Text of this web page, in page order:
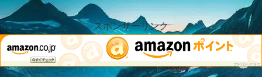
スポンサーリンク